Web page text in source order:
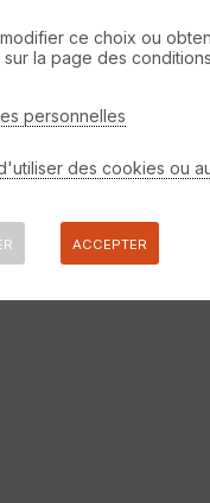
ce choix ou
la page des
personnelles
des cookies ou
ACCEPTER